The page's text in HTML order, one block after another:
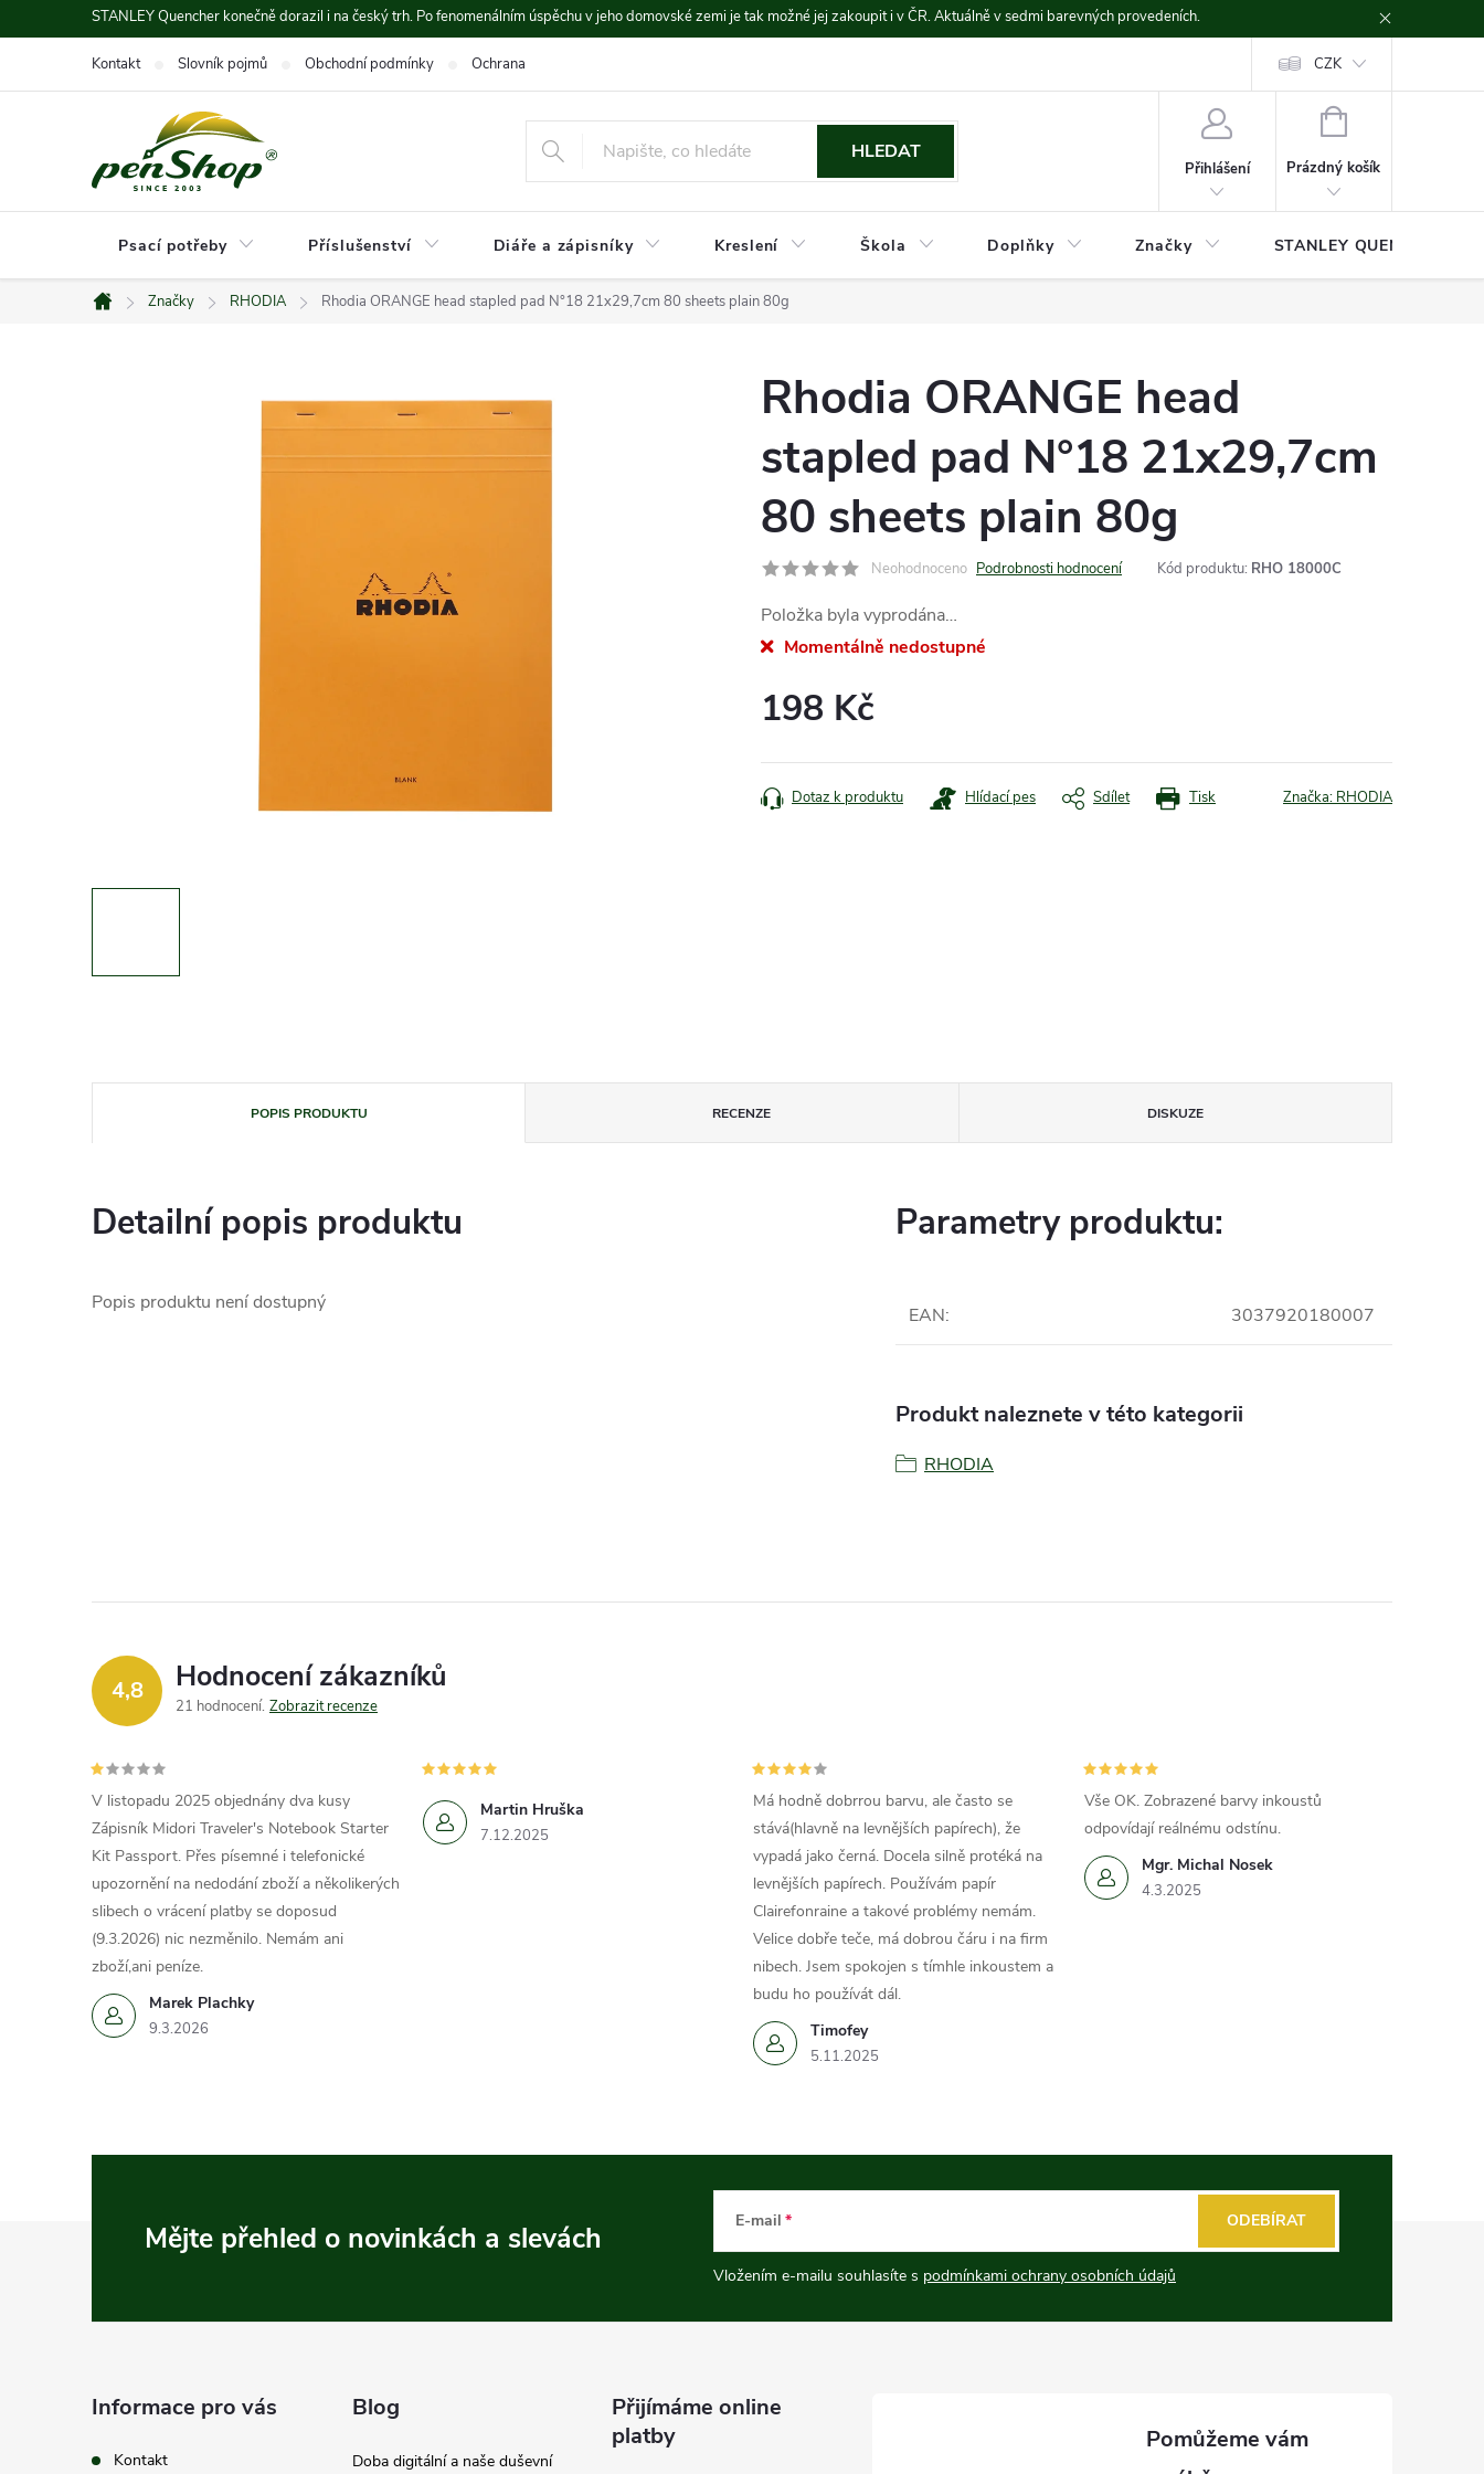
na
STANLEY Quencher konečně dorazil i na český trh. Po fenomenálním úspěchu v jeho domovské zemi je tak možné jej zakoupit i v ČR. Aktuálně v sedmi barevných provedeních.
Kontakt Slovník pojmů Obchodní podmínky Ochrana údajů CZK
HLEDAT
Přihlášení
NÁKUPNÍ
Prázdný košík
Psací potřeby Příslušenství Diáře a zápisníky Kreslení Škola Doplňky Značky STANLEY QUENCHER
Domů
Značky RHODIA Rhodia ORANGE head stapled pad N°18 21x29,7cm 80 sheets plain 80g
Rhodia ORANGE head
stapled pad N°18 21x29,7cm
80 sheets plain 80g
Neohodnoceno Podrobnosti hodnocení Kód produktu: RHO 18000C
Položka byla vyprodána…
Momentálně nedostupné
198 Kč
cena:
Tisk
Dotaz k produktu Hlídací pes Sdílet Značka: RHODIA
POPIS PRODUKTU RECENZE DISKUZE
Detailní popis produktu
Popis produktu není dostupný
Parametry produktu:
EAN: 3037920180007
Produkt naleznete v této kategorii
RHODIA
4,8 Hodnocení zákazníků
21 hodnocení Zobrazit recenze
Marek Plachky
9.3.2026
V listopadu 2025 objednány dva kusy
Zápisník Midori Traveler's Notebook Starter
Kit Passport. Přes písemné i telefonické
upozornění na nedodání zboží a několikerých
slibech o vrácení platby se doposud
(9.3.2026) nic nezměnilo. Nemám ani
zboží,ani peníze.
Martin Hruška
7.12.2025
Timofey
5.11.2025
Má hodně dobrrou barvu, ale často se
stává(hlavně na levnějších papírech), že
vypadá jako černá. Docela silně protéká na
levnějších papírech. Používám papír
Clairefonraine a takové problémy nemám.
Velice dobře teče, má dobrou čáru i na firm
nibech. Jsem spokojen s tímhle inkoustem a
budu ho používát dál.
Mgr. Michal Nosek
4.3.2025
Vše OK. Zobrazené barvy inkoustů
odpovídají reálnému odstínu.
Mějte přehled o novinkách a slevách E-mail
Vložením e-mailu souhlasíte s podmínkami ochrany osobních údajů
ODEBÍRAT
Informace pro vás
Kontakt
Blog
Doba digitální a naše duševní
Přijímáme online
platby